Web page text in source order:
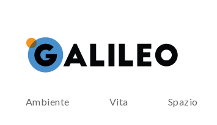
Ambiente Vita Spazio